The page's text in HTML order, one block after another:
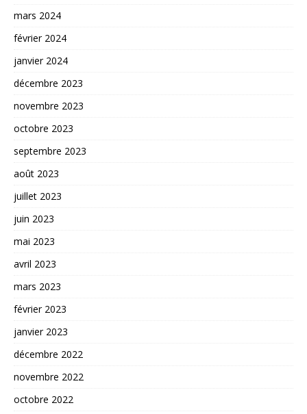
mars 2024
février 2024
janvier 2024
décembre 2023
novembre 2023
octobre 2023
septembre 2023
août 2023
juillet 2023
juin 2023
mai 2023
avril 2023
mars 2023
février 2023
janvier 2023
décembre 2022
novembre 2022
octobre 2022